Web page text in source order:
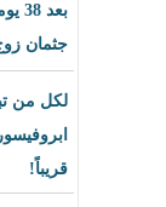
بعد 38 يوما من اختفائه..
زوج وزيرة إيطالية
تبحث عن حلم
تركية شهيرة في